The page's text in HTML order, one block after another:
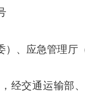
、应急管理厅
，经交通运输部